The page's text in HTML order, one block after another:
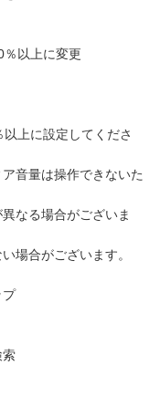
以上に変更
上に設定してくださ
音量は操作できないた
なる場合がございま
場合がございます。
プ
索